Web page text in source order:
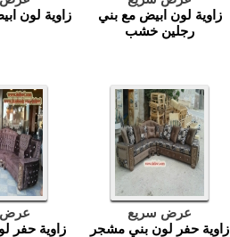
زاوية لون ابيض مع بني
رجلين خشب
زاوية لون
عرض سريع
زاوية حفر لون بني مشجر
عرض
زاوية حفر